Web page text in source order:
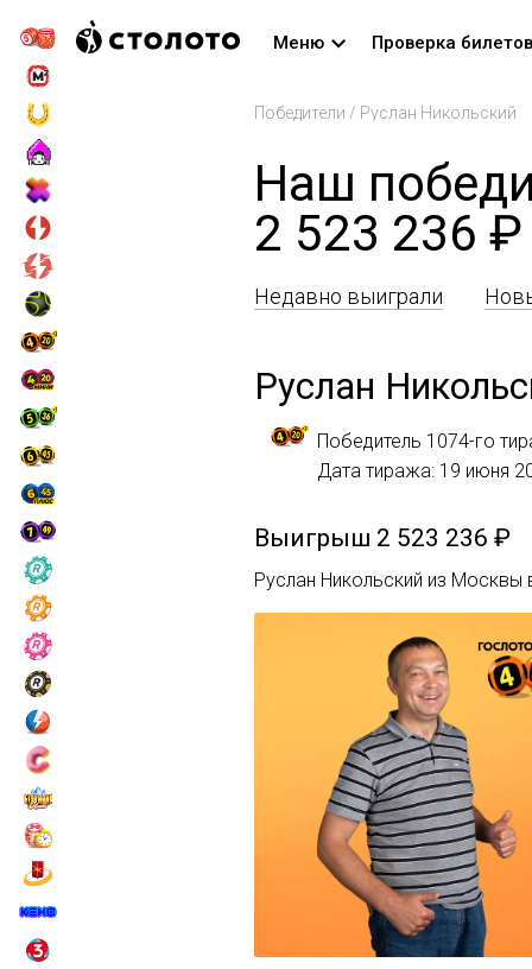
Меню Проверка билетов
Победители / Руслан Никольский
Наш
2 523 236 ₽
Недавно выиграли
Руслан
Победитель 1074-го
Дата тиража: 19 июня
Выигрыш 2 523 236 ₽
Руслан Никольский из Москвы